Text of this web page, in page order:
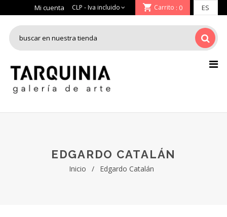
Mi cuenta Carrito : 0
EDGARDO CATALÁN
Inicio / Edgardo Catalán